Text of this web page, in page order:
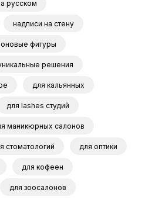
русском
надписи на стену
фигуры
решения
для кальянных
для lashes студий
маникюрных салонов
стоматологий для оптики
для кофеен
для зоосалонов